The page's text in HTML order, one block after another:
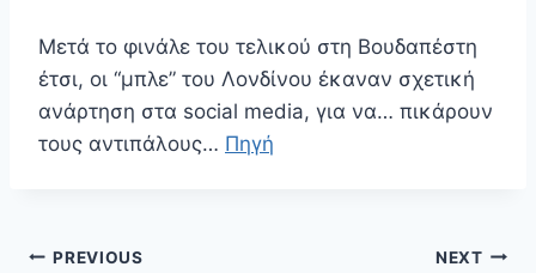
Μετά το φινάλε του τελικού στη Βουδαπέστη
έτσι, οι “μπλε” του Λονδίνου έκαναν σχετική
ανάρτηση στα social media, για να… πικάρουν
τους αντιπάλους… Πηγή
Πλοήγηση
PREVIOUS NEXT